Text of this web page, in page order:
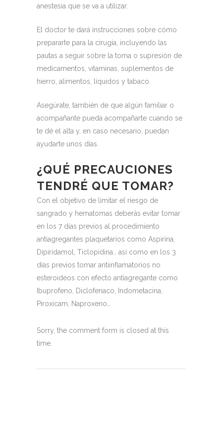
anestesia que se va a utilizar.
El doctor te dará instrucciones sobre cómo
prepararte para la cirugía, incluyendo las
pautas a seguir sobre la toma o supresión de
medicamentos, vitaminas, suplementos de
hierro, alimentos, líquidos y tabaco.
Asegúrate, también de que algún familiar o
acompañante pueda acompañarte cuando se
te dé el alta y, en caso necesario, puedan
ayudarte unos días.
¿QUÉ PRECAUCIONES
TENDRÉ QUE TOMAR?
Con el objetivo de limitar el riesgo de
sangrado y hematomas deberás evitar tomar
en los 7 días previos al procedimiento
antiagregantes plaquetarios como Aspirina,
Dipiridamol, Ticlopidina… así como en los 3
días previos tomar antiinflamatorios no
esteroideos con efecto antiagregante como
Ibuprofeno, Diclofenaco, Indometacina,
Piroxicam, Naproxeno…
Sorry, the comment form is closed at this
time.